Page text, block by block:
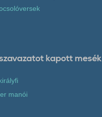
kapott mesék
manói